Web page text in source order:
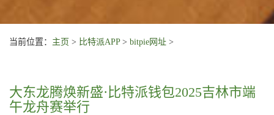
当前位置： 主页 > 比特派APP> bitpie网址 >
大东龙腾焕新盛·比特派钱包2025吉林市端
午龙舟赛举行